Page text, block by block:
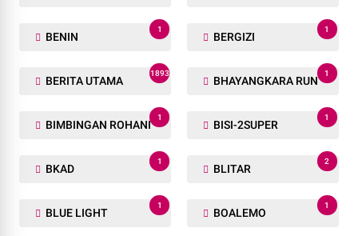
BENIN
1
BERGIZI
1
BERITA UTAMA
1893
BHAYANGKARA RUN
1
BIMBINGAN ROHANI
1
BISI-2SUPER
1
BKAD
1
BLITAR
2
BLUE LIGHT
1
BOALEMO
1